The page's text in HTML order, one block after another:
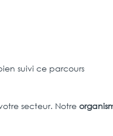
suivi ce parcours
secteur. Notre